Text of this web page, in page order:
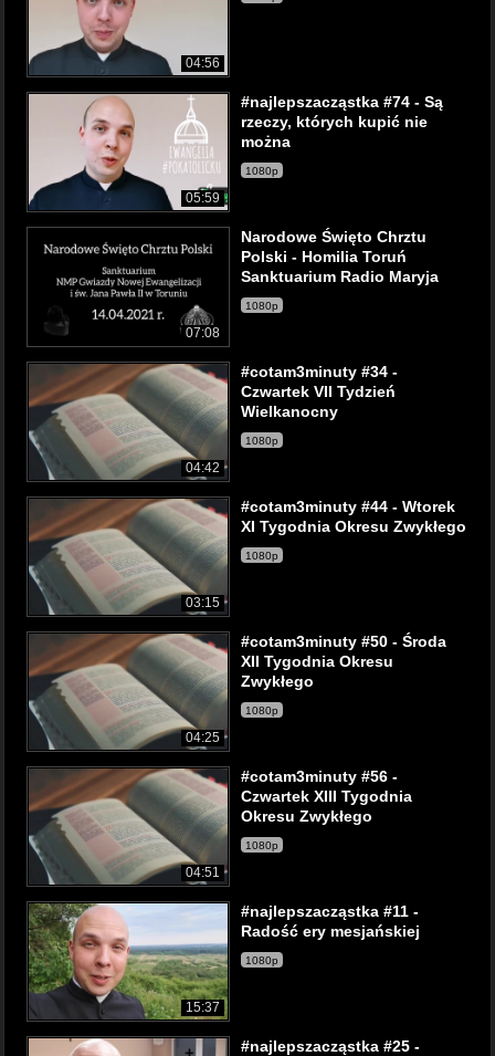
04:56
05:59
#najlepszacząstka #74 - Są
rzeczy, których kupić nie
można
1080p
07:08
Narodowe Święto Chrztu
Polski - Homilia Toruń
Sanktuarium Radio Maryja
1080p
04:42
#cotam3minuty #34 -
Czwartek VII Tydzień
Wielkanocny
1080p
03:15
#cotam3minuty #44 - Wtorek
XI Tygodnia Okresu Zwykłego
1080p
04:25
#cotam3minuty #50 - Środa
XII Tygodnia Okresu
Zwykłego
1080p
04:51
#cotam3minuty #56 -
Czwartek XIII Tygodnia
Okresu Zwykłego
1080p
15:37
#najlepszacząstka #11 -
Radość ery mesjańskiej
1080p
#najlepszacząstka #25 -